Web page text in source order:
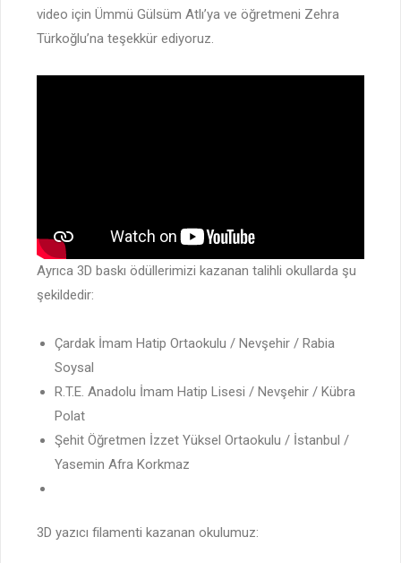
video için Ümmü Gülsüm Atlı’ya ve öğretmeni Zehra
Türkoğlu’na teşekkür ediyoruz.
Ayrıca 3D baskı ödüllerimizi kazanan talihli okullarda şu
şekildedir:
Çardak İmam Hatip Ortaokulu / Nevşehir / Rabia
Soysal
R.T.E. Anadolu İmam Hatip Lisesi / Nevşehir / Kübra
Polat
Şehit Öğretmen İzzet Yüksel Ortaokulu / İstanbul /
Yasemin Afra Korkmaz
3D yazıcı filamenti kazanan okulumuz: